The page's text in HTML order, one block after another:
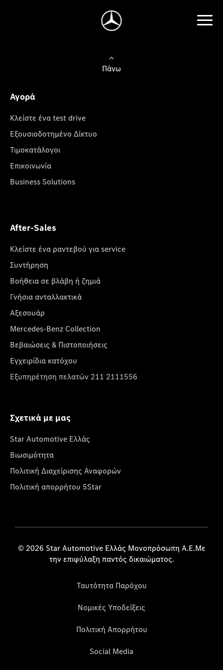
Πάνω
Αγορά
Κλείστε ένα test drive
Εξουσιοδοτημένο Δίκτυο
Τιμοκατάλογοι
Επικοινωνία
Business Solutions
After-Sales
Κλείστε ένα ραντεβού για service
Συντήρηση
Βοήθεια σε βλάβη ή ζημιά
Γνήσια ανταλλακτικά
Αξεσουάρ
Mercedes-Benz Collection
Βεβαιώσεις & Πιστοποιήσεις
Εγχειρίδια κατόχου
Εξυπηρέτηση πελατών 211 2111556
Σχετικά με μας
Star Automotive Ελλάς
Βιωσιμότητα
Πολιτική Διαχείρισης Αναφορών
Πολιτική απορρήτου 5Star
© 2026 Star Automotive Ελλάς Μονοπρόσωπη Α.Ε.Με
την επιφύλαξη παντός δικαιώματος.
Ταυτότητα Παρόχου
Νομικές Υποδείξεις
Πολιτική Απορρήτου
Social Media